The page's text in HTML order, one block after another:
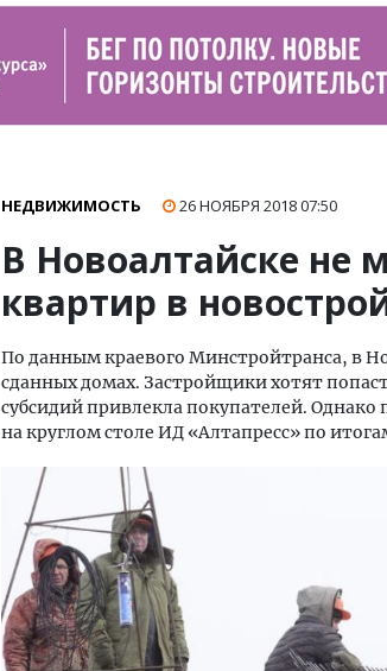
НЕДВИЖИМОСТЬ 26 НОЯБРЯ 201807:50
В Новоалтайске не
квартир в
По данным краевого Минстройтранса, в
сданных домах. Застройщики хотят
субсидий привлекла покупателей.
на круглом столе ИД «Алтапресс» по